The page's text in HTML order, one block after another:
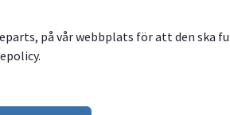
på vår webbplats för att den ska